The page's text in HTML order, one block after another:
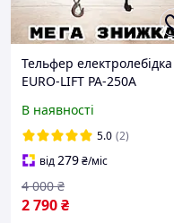
Тельфер електролебідка
EURO-LIFT РА-250А
лебідка Стаціонарна
Євро-ліфт висота підйому
18/9м
В наявності
5.0 (2)
від279₴/міс
2 790₴
4 000 ₴